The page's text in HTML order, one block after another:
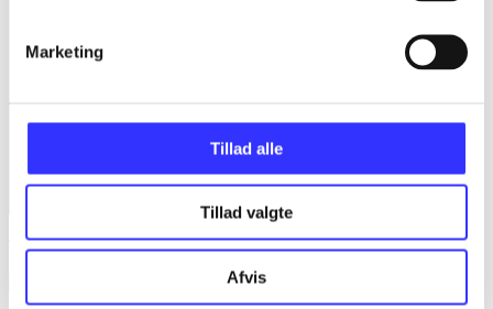
Marketing
Tillad alle
Tillad valgte
Afvis
Transformers prime : the game